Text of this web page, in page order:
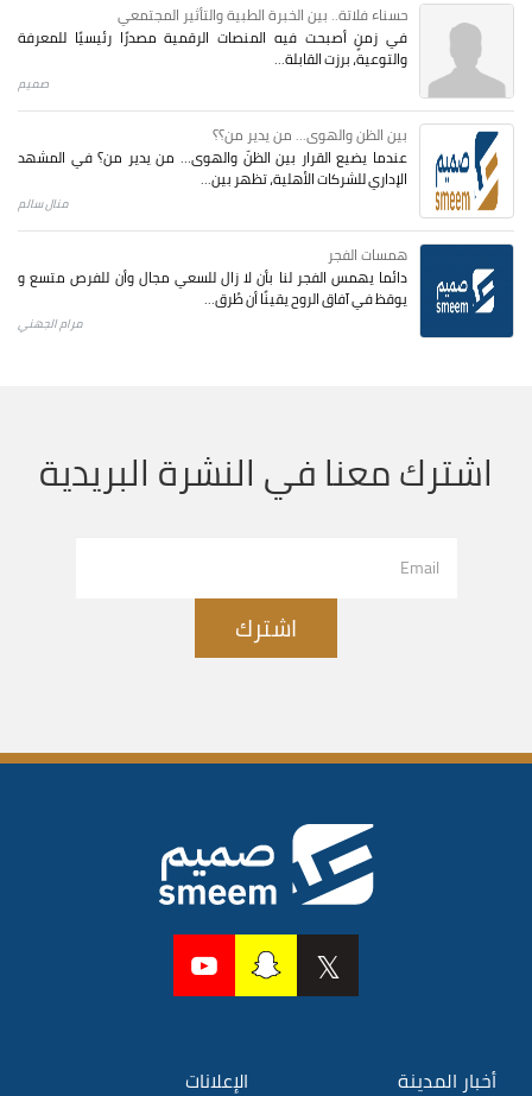
حسناء فلاتة.. بين الخبرة الطبية والتأثير المجتمعي
في زمنٍ أصبحت فيه المنصات الرقمية مصدرًا رئيسيًا للمعرفة
والتوعية، برزت القابلة...
صميم
بين الظن والهوى... من يدير من؟؟
عندما يضيع القرار بين الظنّ والهوى… من يدير من؟ في المشهد
الإداري للشركات الأهلية، تظهر بين...
منال سالم
همسات الفجر
دائما يهمس الفجر لنا بأن لا زال للسعي مجال وأن للفرص متسع و
يوقظ في آفاق الروح يقينًا أن طُرق...
مرام الجهني
اشترك معنا في النشرة البريدية
اشترك
أخبار المدينة الإعلانات